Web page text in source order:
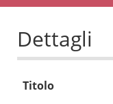
Dettagli
Titolo